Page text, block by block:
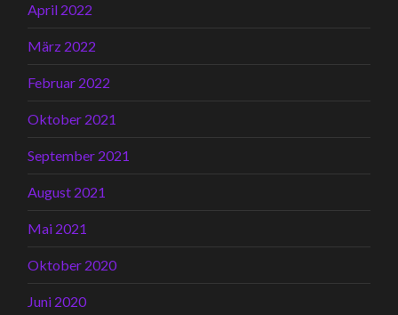
April 2022
März 2022
Februar 2022
Oktober 2021
September 2021
August 2021
Mai 2021
Oktober 2020
Juni 2020